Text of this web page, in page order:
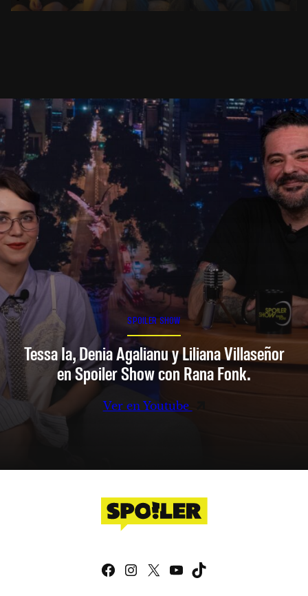
SPOILER SHOW
Tessa Ia, Denia Agalianu y Liliana Villaseñor
en Spoiler Show con Rana Fonk.
Ver en Youtube
Facebook
Instagram
X YouTube